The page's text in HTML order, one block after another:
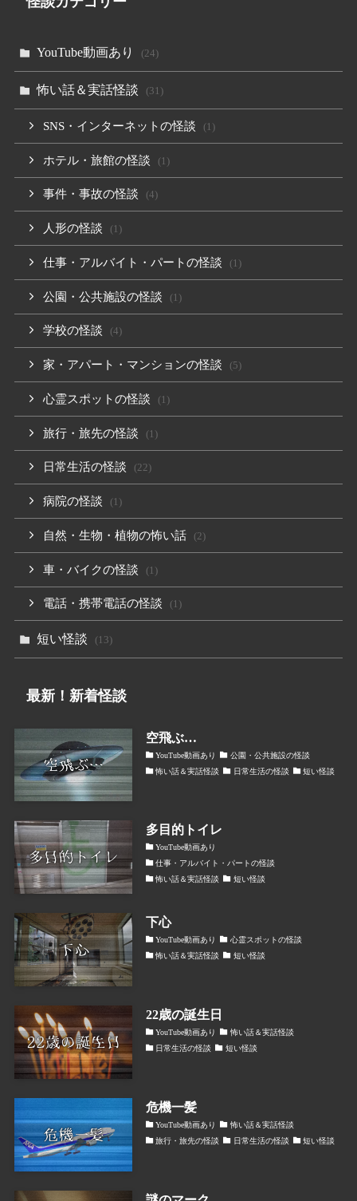
YouTube動画あり (24)
怖い話＆実話怪談 (31)
SNS・インターネットの怪談 (1)
ホテル・旅館の怪談 (1)
事件・事故の怪談 (4)
人形の怪談 (1)
仕事・アルバイト・パートの怪談 (1)
公園・公共施設の怪談 (1)
学校の怪談 (4)
家・アパート・マンションの怪談 (5)
心霊スポットの怪談 (1)
旅行・旅先の怪談 (1)
日常生活の怪談 (22)
病院の怪談 (1)
自然・生物・植物の怖い話 (2)
車・バイクの怪談 (1)
電話・携帯電話の怪談 (1)
短い怪談 (13)
最新！新着怪談
空飛ぶ…
YouTube動画あり
公園・公共施設の怪談
怖い話＆実話怪談
日常生活の怪談 短い怪談
多目的トイレ
YouTube動画あり
仕事・アルバイト・パートの怪談
怖い話＆実話怪談
短い怪談
下心
YouTube動画あり
心霊スポットの怪談
怖い話＆実話怪談
短い怪談
22歳の誕生日
YouTube動画あり
怖い話＆実話怪談
日常生活の怪談
短い怪談
危機一髪
YouTube動画あり
怖い話＆実話怪談
旅行・旅先の怪談
日常生活の怪談 短い怪談